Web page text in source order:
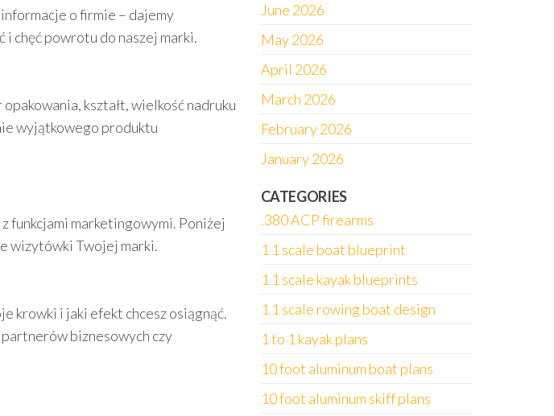
o firmie – dajemy
i chęć powrotu do naszej marki.
kształt, wielkość nadruku
wyjątkowego produktu
funkcjami marketingowymi. Poniżej
wizytówki Twojej marki.
krowki i jaki efekt chcesz osiągnąć.
biznesowych czy
June 2026
May 2026
April 2026
March 2026
February 2026
January 2026
CATEGORIES
.380 ACP firearms
1 1 scale boat blueprint
1 1 scale kayak blueprints
1 1 scale rowing boat design
1 to 1 kayak plans
10 foot aluminum boat plans
10 foot aluminum skiff plans